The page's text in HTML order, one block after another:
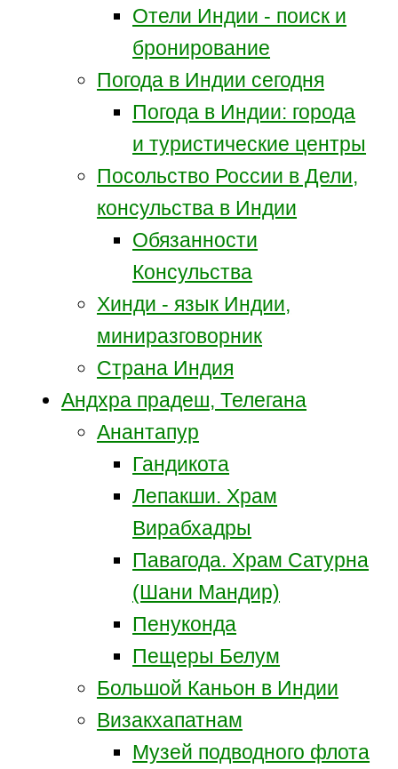
Отели Индии - поиск и
бронирование
Погода в Индии сегодня
Погода в Индии: города
и туристические центры
Посольство России в Дели,
консульства в Индии
Обязанности
Консульства
Хинди - язык Индии,
миниразговорник
Страна Индия
Андхра прадеш, Телегана
Анантапур
Гандикота
Лепакши. Храм
Вирабхадры
Павагода. Храм Сатурна
(Шани Мандир)
Пенуконда
Пещеры Белум
Большой Каньон в Индии
Визакхапатнам
Музей подводного флота